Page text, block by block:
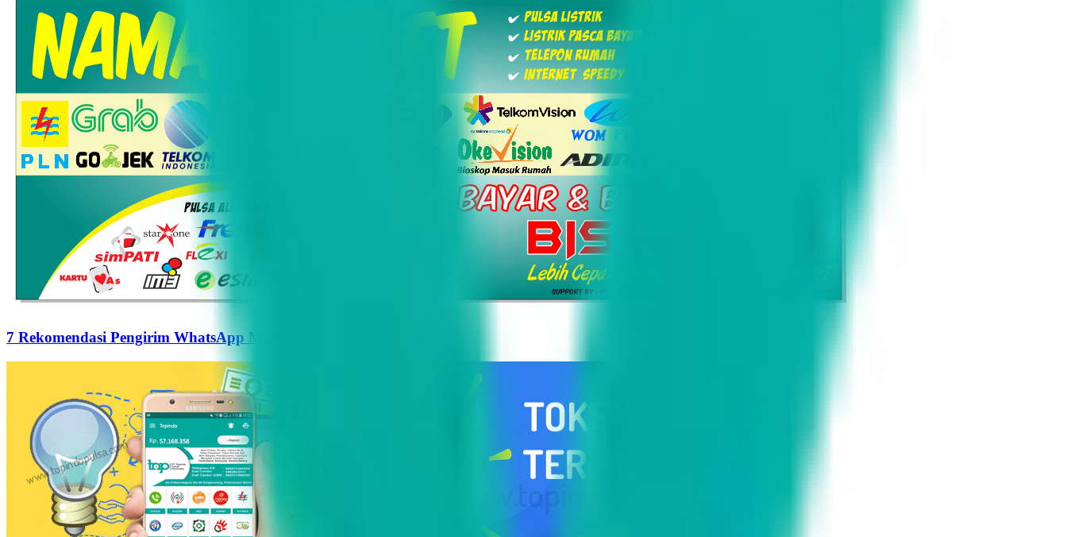
7 Rekomendasi Pengirim WhatsApp Massal Terbaik di Indonesia